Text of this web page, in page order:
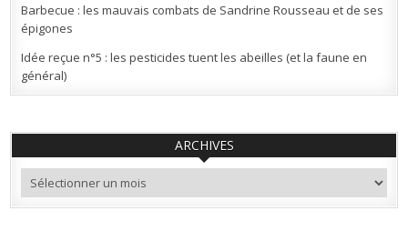
Barbecue : les mauvais combats de Sandrine Rousseau et de ses
épigones
Idée reçue n°5 : les pesticides tuent les abeilles (et la faune en
général)
ARCHIVES
Archives